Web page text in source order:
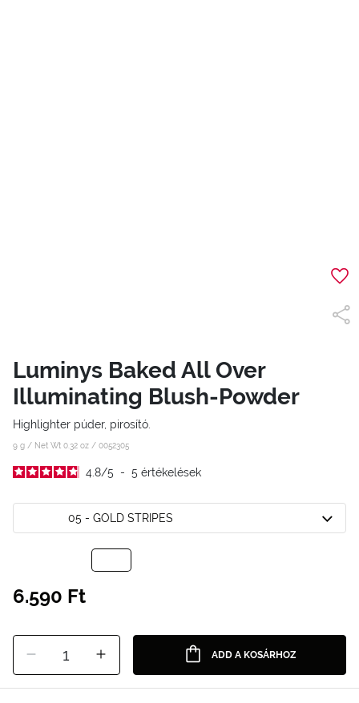
Luminys Baked All Over
Illuminating Blush-Powder
Highlighter púder, pirosító.
9 g / Net Wt 0.32 oz / 0052305
4.8/5 - 5 értékelések
05 - GOLD STRIPES
6.590 Ft
1 ADD A KOSÁRHOZ